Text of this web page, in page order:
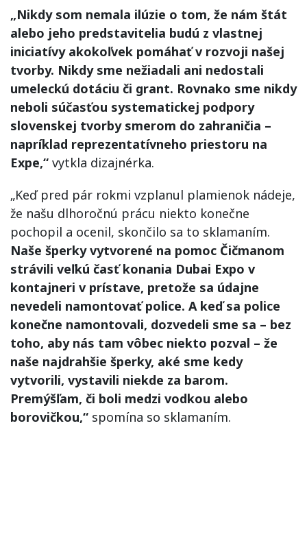
„Nikdy som nemala ilúzie o tom, že nám štát
alebo jeho predstavitelia budú z vlastnej
iniciatívy akokoľvek pomáhať v rozvoji našej
tvorby. Nikdy sme nežiadali ani nedostali
umeleckú dotáciu či grant. Rovnako sme nikdy
neboli súčasťou systematickej podpory
slovenskej tvorby smerom do zahraničia –
napríklad reprezentatívneho priestoru na
Expe,“ vytkla dizajnérka.
„Keď pred pár rokmi vzplanul plamienok nádeje,
že našu dlhoročnú prácu niekto konečne
pochopil a ocenil, skončilo sa to sklamaním.
Naše šperky vytvorené na pomoc Čičmanom
strávili veľkú časť konania Dubai Expo v
kontajneri v prístave, pretože sa údajne
nevedeli namontovať police. A keď sa police
konečne namontovali, dozvedeli sme sa – bez
toho, aby nás tam vôbec niekto pozval – že
naše najdrahšie šperky, aké sme kedy
vytvorili, vystavili niekde za barom.
Premýšľam, či boli medzi vodkou alebo
borovičkou,“ spomína so sklamaním.